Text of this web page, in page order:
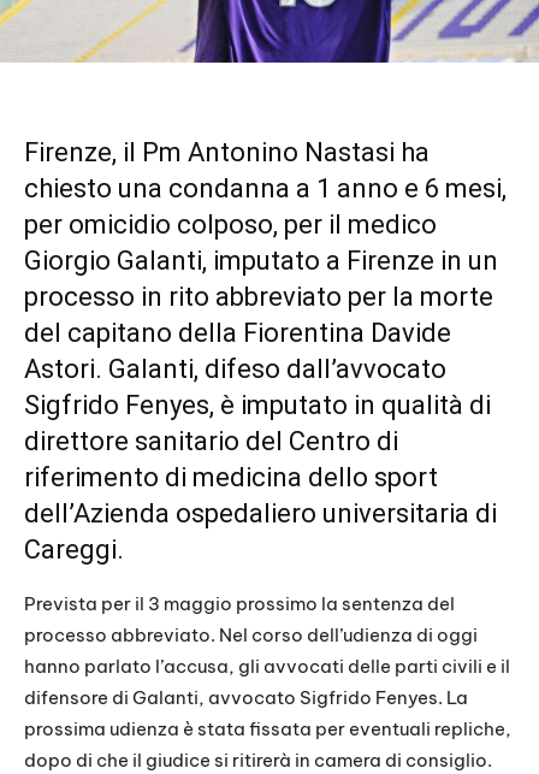
Firenze, il Pm Antonino Nastasi ha
chiesto una condanna a 1 anno e 6 mesi,
per omicidio colposo, per il medico
Giorgio Galanti, imputato a Firenze in un
processo in rito abbreviato per la morte
del capitano della Fiorentina Davide
Astori. Galanti, difeso dall’avvocato
Sigfrido Fenyes, è imputato in qualità di
direttore sanitario del Centro di
riferimento di medicina dello sport
dell’Azienda ospedaliero universitaria di
Careggi.
Prevista per il 3 maggio prossimo la sentenza del
processo abbreviato. Nel corso dell’udienza di oggi
hanno parlato l’accusa, gli avvocati delle parti civili e il
difensore di Galanti, avvocato Sigfrido Fenyes. La
prossima udienza è stata fissata per eventuali repliche,
dopo di che il giudice si ritirerà in camera di consiglio.